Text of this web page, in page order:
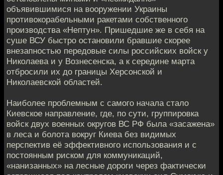
объявившимися на вооружении Украины
противокорабельными ракетами собственного
производства «Нептун». Пришедшие же в себя на
суше ВСУ быстро остановили бравшие скорее
внезапностью передовые силы российских войск у
Николаева и у Вознесенска, а к середине марта
отбросили их до границы Херсонской и
Николаевской областей.
Наиболее проблемным с самого начала стало
Киевское направление, где, по сути, группировка
войск двух военных округов ВС РФ была «засажена»
в леса и болота вокруг Киева без видимых
перспектив её эффективного использования и с
постоянным риском для коммуникаций,
«нанизанных» на лесные дороги через фактически